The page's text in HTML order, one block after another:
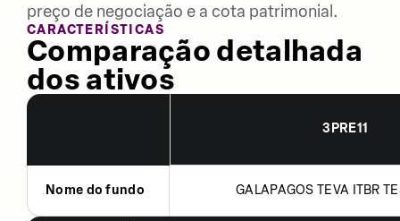
preço de negociação e a cota patrimonial.
CARACTERÍSTICAS
Comparação detalhada
dos ativos
3PRE11
Nome do fundo GALAPAGOS TEVA ITBR